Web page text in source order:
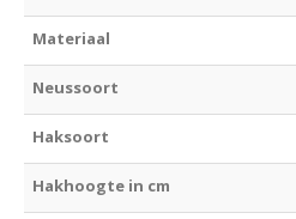
Materiaal
Neussoort
Haksoort
Hakhoogte in cm